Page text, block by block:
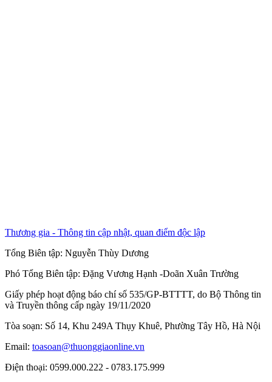
Thương gia - Thông tin cập nhật, quan điểm độc lập
Tổng Biên tập: Nguyễn Thùy Dương
Phó Tổng Biên tập: Đặng Vương Hạnh -Doãn Xuân Trường
Giấy phép hoạt động báo chí số 535/GP-BTTTT, do Bộ Thông tin
và Truyền thông cấp ngày 19/11/2020
Tòa soạn: Số 14, Khu 249A Thụy Khuê, Phường Tây Hồ, Hà Nội
Email: toasoan@thuonggiaonline.vn
Điện thoại: 0599.000.222 - 0783.175.999